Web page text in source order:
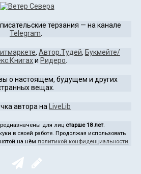
терзания — на канале
Telegram
, Автор.Тудей, Букмейте/
и Ридеро
о настоящем, будущем и других
вещах.
автора на LiveLib
для лиц старше 18 лет.
в своей работе. Продолжая использовать
на нём политикой конфиденциальности.